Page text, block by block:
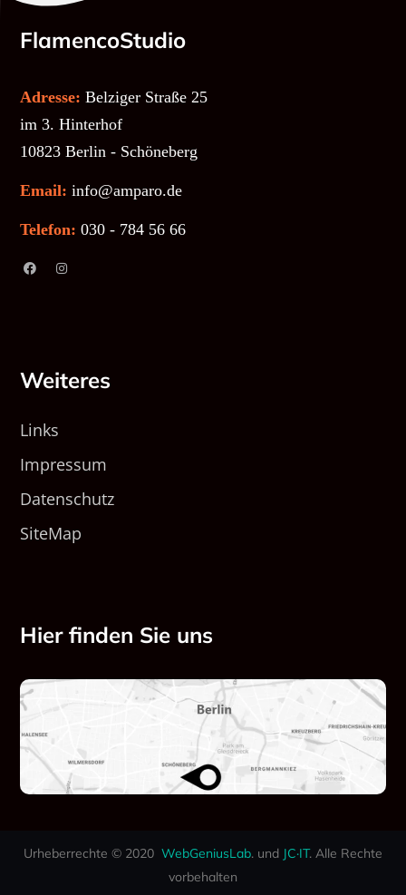
FlamencoStudio
Adresse: Belziger Straße 25
im 3. Hinterhof
10823 Berlin - Schöneberg
Email: info@amparo.de
Telefon: 030 - 784 56 66
Weiteres
Links
Impressum
Datenschutz
SiteMap
Hier finden Sie uns
Urheberrechte © 2020 WebGeniusLab. und JC·IT. Alle Rechte
vorbehalten